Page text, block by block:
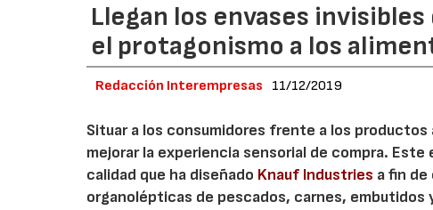
Llegan los envases
el protagonismo a los
Redacción Interempresas 11/12/2019
Situar a los consumidores frente a los
mejorar la experiencia sensorial de compra.
calidad que ha diseñado Knauf Industries a fin
organolépticas de pescados, carnes, embutidos